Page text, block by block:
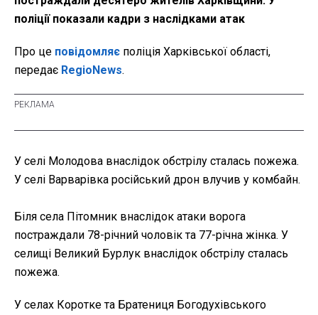
поліції показали кадри з наслідками атак
Про це повідомляє поліція Харківської області,
передає RegioNews.
У селі Молодова внаслідок обстрілу сталась пожежа.
У селі Варварівка російський дрон влучив у комбайн.
Біля села Пітомник внаслідок атаки ворога
постраждали 78-річний чоловік та 77-річна жінка. У
селищі Великий Бурлук внаслідок обстрілу сталась
пожежа.
У селах Коротке та Братениця Богодухівського